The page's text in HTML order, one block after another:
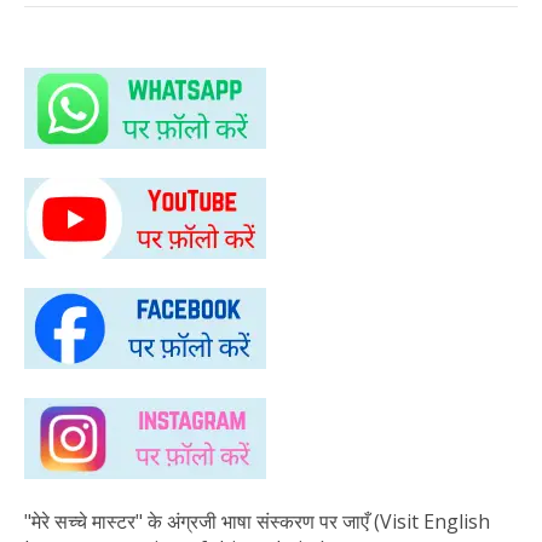
"मेरे सच्चे मास्टर" के अंग्रजी भाषा संस्करण पर जाएँ (Visit English